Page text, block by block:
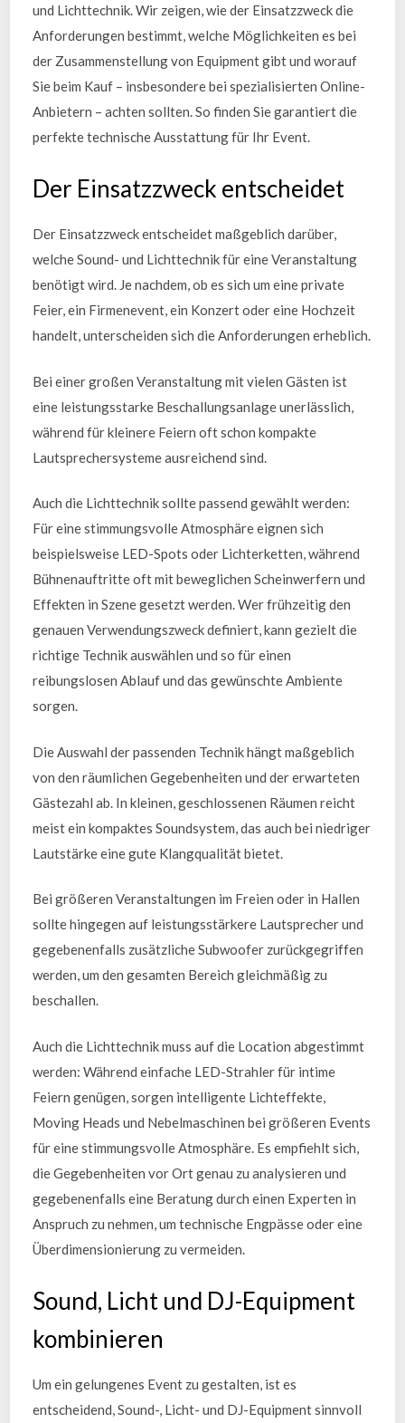
und Lichttechnik. Wir zeigen, wie der Einsatzzweck die
Anforderungen bestimmt, welche Möglichkeiten es bei
der Zusammenstellung von Equipment gibt und worauf
Sie beim Kauf – insbesondere bei spezialisierten Online-
Anbietern – achten sollten. So finden Sie garantiert die
perfekte technische Ausstattung für Ihr Event.
Der Einsatzzweck entscheidet
Der Einsatzzweck entscheidet maßgeblich darüber,
welche Sound- und Lichttechnik für eine Veranstaltung
benötigt wird. Je nachdem, ob es sich um eine private
Feier, ein Firmenevent, ein Konzert oder eine Hochzeit
handelt, unterscheiden sich die Anforderungen erheblich.
Bei einer großen Veranstaltung mit vielen Gästen ist
eine leistungsstarke Beschallungsanlage unerlässlich,
während für kleinere Feiern oft schon kompakte
Lautsprechersysteme ausreichend sind.
Auch die Lichttechnik sollte passend gewählt werden:
Für eine stimmungsvolle Atmosphäre eignen sich
beispielsweise LED-Spots oder Lichterketten, während
Bühnenauftritte oft mit beweglichen Scheinwerfern und
Effekten in Szene gesetzt werden. Wer frühzeitig den
genauen Verwendungszweck definiert, kann gezielt die
richtige Technik auswählen und so für einen
reibungslosen Ablauf und das gewünschte Ambiente
sorgen.
Die Auswahl der passenden Technik hängt maßgeblich
von den räumlichen Gegebenheiten und der erwarteten
Gästezahl ab. In kleinen, geschlossenen Räumen reicht
meist ein kompaktes Soundsystem, das auch bei niedriger
Lautstärke eine gute Klangqualität bietet.
Bei größeren Veranstaltungen im Freien oder in Hallen
sollte hingegen auf leistungsstärkere Lautsprecher und
gegebenenfalls zusätzliche Subwoofer zurückgegriffen
werden, um den gesamten Bereich gleichmäßig zu
beschallen.
Auch die Lichttechnik muss auf die Location abgestimmt
werden: Während einfache LED-Strahler für intime
Feiern genügen, sorgen intelligente Lichteffekte,
Moving Heads und Nebelmaschinen bei größeren Events
für eine stimmungsvolle Atmosphäre. Es empfiehlt sich,
die Gegebenheiten vor Ort genau zu analysieren und
gegebenenfalls eine Beratung durch einen Experten in
Anspruch zu nehmen, um technische Engpässe oder eine
Überdimensionierung zu vermeiden.
Sound, Licht und DJ-Equipment
kombinieren
Um ein gelungenes Event zu gestalten, ist es
entscheidend, Sound-, Licht- und DJ-Equipment sinnvoll